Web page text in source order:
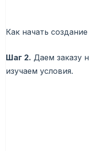
Как начать создание
Шаг 2. Даем заказу
изучаем условия.